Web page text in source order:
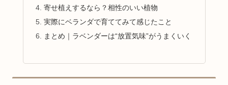
寄せ植えするなら？相性のいい植物
実際にベランダで育ててみて感じたこと
まとめ｜ラベンダーは“放置気味”がうまくいく